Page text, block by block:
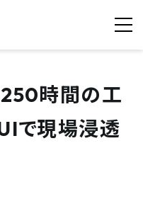
時間の工
で現場浸透